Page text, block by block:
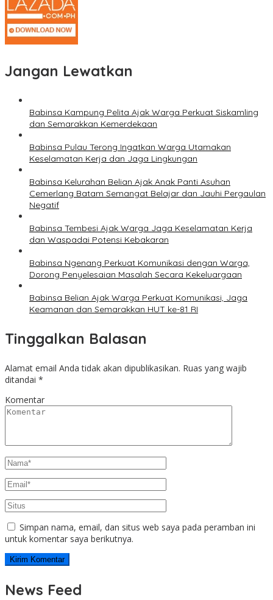
Jangan Lewatkan
Babinsa Kampung Pelita Ajak Warga Perkuat Siskamling
dan Semarakkan Kemerdekaan
Babinsa Pulau Terong Ingatkan Warga Utamakan
Keselamatan Kerja dan Jaga Lingkungan
Babinsa Kelurahan Belian Ajak Anak Panti Asuhan
Cemerlang Batam Semangat Belajar dan Jauhi Pergaulan
Negatif
Babinsa Tembesi Ajak Warga Jaga Keselamatan Kerja
dan Waspadai Potensi Kebakaran
Babinsa Ngenang Perkuat Komunikasi dengan Warga,
Dorong Penyelesaian Masalah Secara Kekeluargaan
Babinsa Belian Ajak Warga Perkuat Komunikasi, Jaga
Keamanan dan Semarakkan HUT ke-81 RI
Tinggalkan Balasan
Alamat email Anda tidak akan dipublikasikan. Ruas yang wajib
ditandai *
Komentar
Simpan nama, email, dan situs web saya pada peramban ini
untuk komentar saya berikutnya.
News Feed